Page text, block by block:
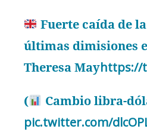
Fuerte caída de
últimas dimisiones
Theresa Mayhttps://
(
Cambio libra-
pic.twitter.com/